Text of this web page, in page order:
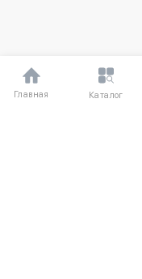
Главная Каталог